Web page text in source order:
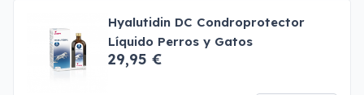
Hyalutidin DC Condroprotector
Líquido Perros y Gatos
29,95 €